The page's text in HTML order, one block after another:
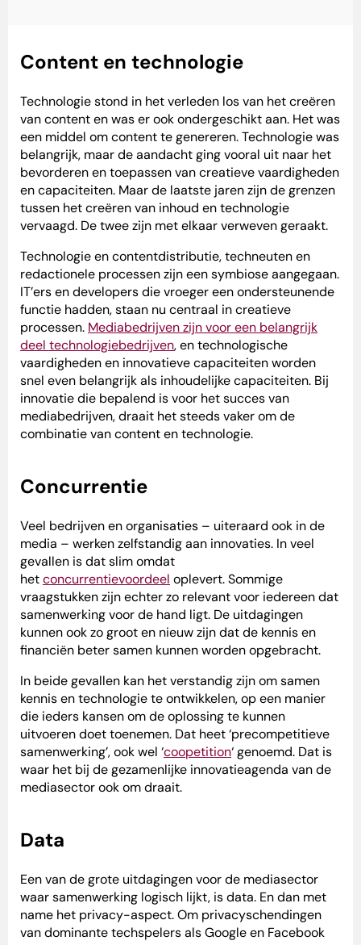
Content en technologie
Technologie stond in het verleden los van het creëren
van content en was er ook ondergeschikt aan. Het was
een middel om content te genereren. Technologie was
belangrijk, maar de aandacht ging vooral uit naar het
bevorderen en toepassen van creatieve vaardigheden
en capaciteiten. Maar de laatste jaren zijn de grenzen
tussen het creëren van inhoud en technologie
vervaagd. De twee zijn met elkaar verweven geraakt.
Technologie en contentdistributie, techneuten en
redactionele processen zijn een symbiose aangegaan.
IT’ers en developers die vroeger een ondersteunende
functie hadden, staan nu centraal in creatieve
processen. Mediabedrijven zijn voor een belangrijk
deel technologiebedrijven, en technologische
vaardigheden en innovatieve capaciteiten worden
snel even belangrijk als inhoudelijke capaciteiten. Bij
innovatie die bepalend is voor het succes van
mediabedrijven, draait het steeds vaker om de
combinatie van content en technologie.
Concurrentie
Veel bedrijven en organisaties – uiteraard ook in de
media – werken zelfstandig aan innovaties. In veel
gevallen is dat slim omdat
hetconcurrentievoordeel oplevert. Sommige
vraagstukken zijn echter zo relevant voor iedereen dat
samenwerking voor de hand ligt. De uitdagingen
kunnen ook zo groot en nieuw zijn dat de kennis en
financiën beter samen kunnen worden opgebracht.
In beide gevallen kan het verstandig zijn om samen
kennis en technologie te ontwikkelen, op een manier
die ieders kansen om de oplossing te kunnen
uitvoeren doet toenemen. Dat heet ‘precompetitieve
samenwerking’, ook wel ‘coopetition‘ genoemd. Dat is
waar het bij de gezamenlijke innovatieagenda van de
mediasector ook om draait.
Data
Een van de grote uitdagingen voor de mediasector
waar samenwerking logisch lijkt, is data. En dan met
name het privacy-aspect. Om privacyschendingen
van dominante techspelers als Google en Facebook